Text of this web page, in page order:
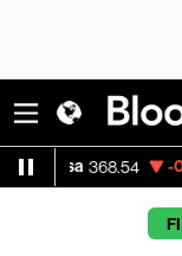
-0.28%